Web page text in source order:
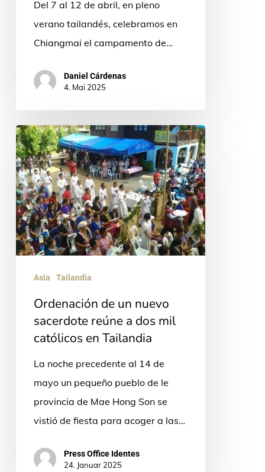
Del 7 al 12 de abril, en pleno
verano tailandés, celebramos en
Chiangmai el campamento de…
Daniel Cárdenas
4. Mai 2025
Ordenación
de
un
nuevo
sacerdote
reúne
a
católicos
Tailandia
Asia Tailandia
Ordenación de un nuevo
sacerdote reúne a dos mil
católicos en Tailandia
La noche precedente al 14 de
mayo un pequeño pueblo de le
provincia de Mae Hong Son se
vistió de fiesta para acoger a las…
Press Office Identes
24. Januar 2025